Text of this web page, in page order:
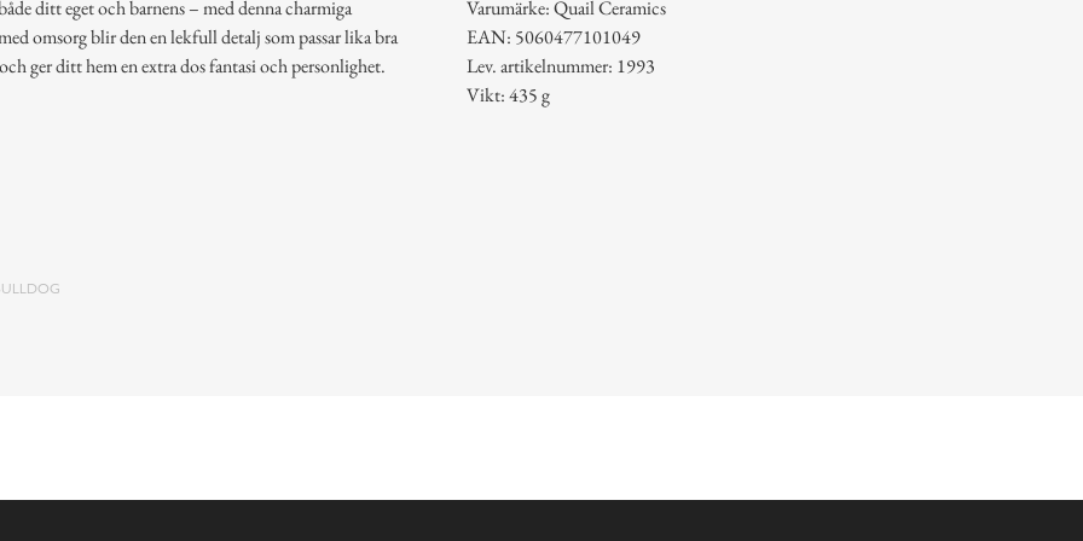
ditt eget och barnens – med denna charmiga
omsorg blir den en lekfull detalj som passar lika bra
ger ditt hem en extra dos fantasi och personlighet.
Varumärke: Quail Ceramics
EAN: 5060477101049
Lev. artikelnummer: 1993
Vikt: 435 g